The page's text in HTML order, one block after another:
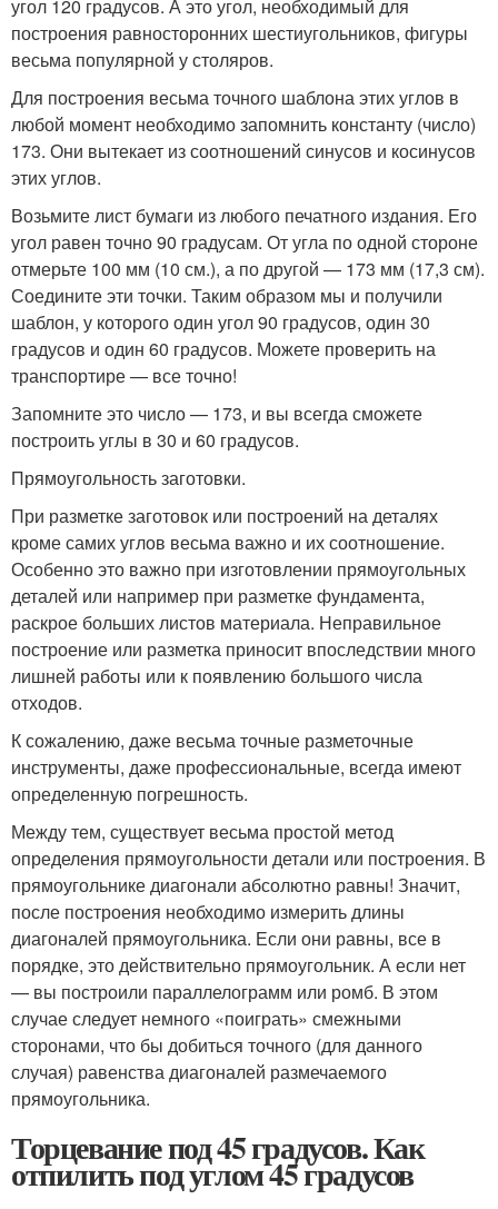
угол 120 градусов. А это угол, необходимый для
построения равносторонних шестиугольников, фигуры
весьма популярной у столяров.
Для построения весьма точного шаблона этих углов в
любой момент необходимо запомнить константу (число)
173. Они вытекает из соотношений синусов и косинусов
этих углов.
Возьмите лист бумаги из любого печатного издания. Его
угол равен точно 90 градусам. От угла по одной стороне
отмерьте 100 мм (10 см.), а по другой — 173 мм (17,3 см).
Соедините эти точки. Таким образом мы и получили
шаблон, у которого один угол 90 градусов, один 30
градусов и один 60 градусов. Можете проверить на
транспортире — все точно!
Запомните это число — 173, и вы всегда сможете
построить углы в 30 и 60 градусов.
Прямоугольность заготовки.
При разметке заготовок или построений на деталях
кроме самих углов весьма важно и их соотношение.
Особенно это важно при изготовлении прямоугольных
деталей или например при разметке фундамента,
раскрое больших листов материала. Неправильное
построение или разметка приносит впоследствии много
лишней работы или к появлению большого числа
отходов.
К сожалению, даже весьма точные разметочные
инструменты, даже профессиональные, всегда имеют
определенную погрешность.
Между тем, существует весьма простой метод
определения прямоугольности детали или построения. В
прямоугольнике диагонали абсолютно равны! Значит,
после построения необходимо измерить длины
диагоналей прямоугольника. Если они равны, все в
порядке, это действительно прямоугольник. А если нет
— вы построили параллелограмм или ромб. В этом
случае следует немного «поиграть» смежными
сторонами, что бы добиться точного (для данного
случая) равенства диагоналей размечаемого
прямоугольника.
Торцевание под 45 градусов. Как
отпилить под углом 45 градусов